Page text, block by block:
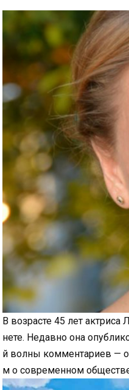
В возрасте 45 лет
нете. Недавно она
й волны комментариев —
м о современном